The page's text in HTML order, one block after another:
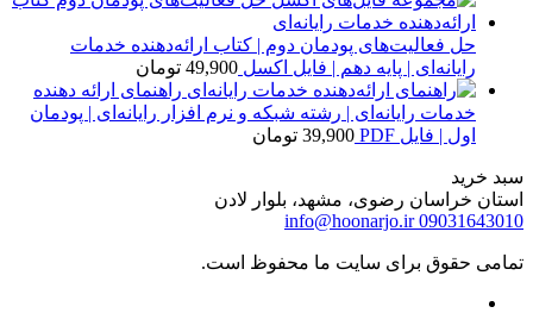
حل فعالیت‌های پودمان دوم | کتاب ارائه‌دهنده خدمات
رایانه‌ای | پایه دهم | فایل اکسل 49,900 تومان
راهنمای ارائه دهنده
خدمات رایانه‌ای | رشته شبکه و نرم افزار رایانه‌ای | پودمان
اول | فایل PDF
39,900 تومان
سبد خرید
استان خراسان رضوی، مشهد، بلوار لادن
09031643010
info@hoonarjo.ir
تمامی حقوق برای سایت ما محفوظ است.